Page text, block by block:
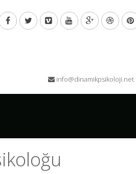
info@dinamikpsikoloji.net